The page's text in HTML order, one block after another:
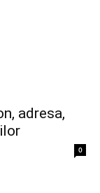
adresa,
0